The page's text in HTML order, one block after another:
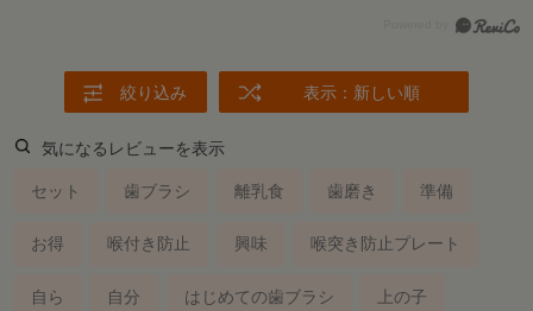
絞り込み 表示：新しい順
気になるレビューを表示
セット 歯ブラシ 離乳食 歯磨き 準備
お得 喉付き防止 興味 喉突き防止プレート
自ら 自分 はじめての歯ブラシ 上の子